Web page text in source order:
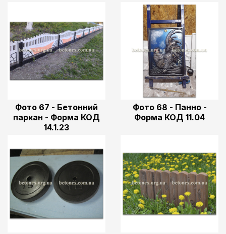
Фото 67 - Бетонний
паркан - Форма КОД
14.1.23
Фото 68 - Панно -
Форма КОД 11.04